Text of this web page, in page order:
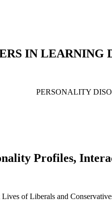
IN
PERSONALITY
Profiles,
Lives of Liberals and